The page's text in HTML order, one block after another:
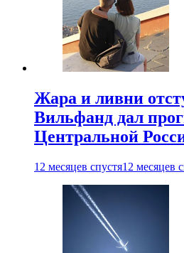
Жара и ливни
Вильфанд дал
Центральной
12 месяцев спустя12 месяцев